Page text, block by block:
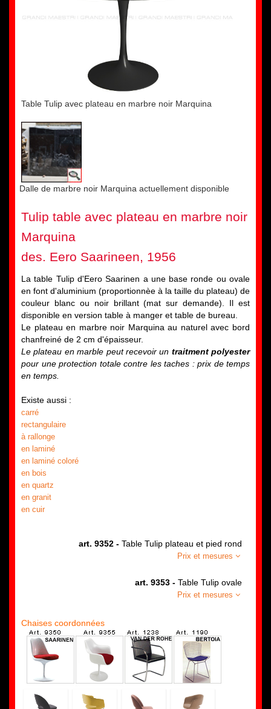
Table Tulip avec plateau en marbre noir Marquina
Dalle de marbre noir Marquina actuellement disponible
Tulip table avec plateau en marbre noir
Marquina
des. Eero Saarineen, 1956
La table Tulip d'Eero Saarinen a une base ronde ou ovale
en font d'aluminium (proportionnèe à la taille du plateau) de
couleur blanc ou noir brillant (mat sur demande). Il est
disponible en version table à manger et table de bureau.
Le plateau en marbre noir Marquina au naturel avec bord
chanfreiné de 2 cm d'épaisseur.
Le plateau en marble peut recevoir un traitment polyester
pour une protection totale contre les taches : prix de temps
en temps.
Existe aussi :
carré
rectangulaire
à rallonge
en laminé
en laminé coloré
en bois
en quartz
en granit
en cuir
art. 9352 - Table Tulip plateau et pied rond
Prix et mesures
art. 9353 - Table Tulip ovale
Prix et mesures
Chaises coordonnées